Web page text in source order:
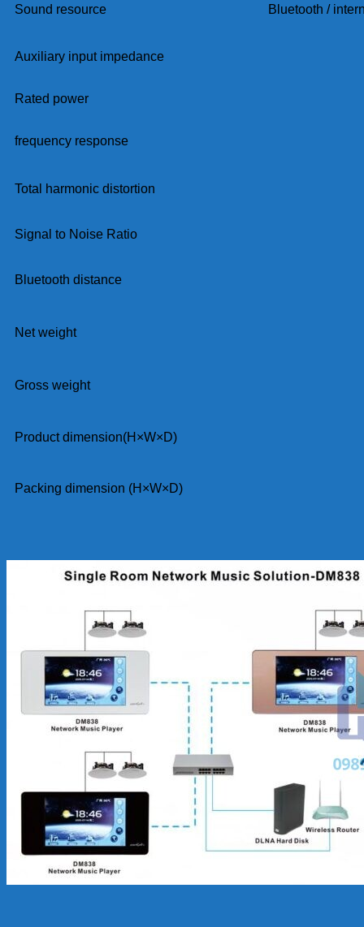
Sound resource Bluetooth /
Auxiliary input impedance
Rated power
frequency response
Total harmonic distortion
Signal to Noise Ratio
Bluetooth distance
Net weight
Gross weight
Product dimension(H×W×D)
Packing dimension (H×W×D)